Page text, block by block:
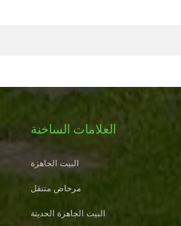
العلامات الساخنة
البيت الجاهزة
مرحاض متنقل
البيت الجاهزة الحديثة